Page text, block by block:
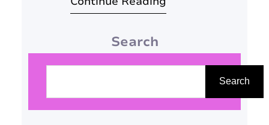
alternativas naturais e
pele tem crescido
máscaras faciais caseiras se
destacam como uma opção
acessível e eficaz para
Search
Search